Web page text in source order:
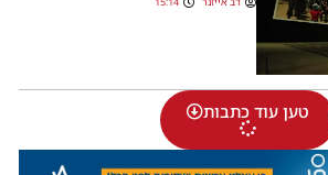
טען עוד כתבות